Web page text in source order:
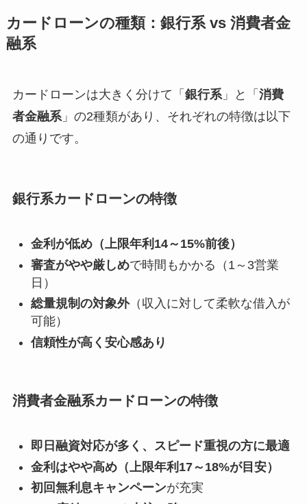
カードローンの種類：銀行系 vs 消費者金
融系
カードローンは大きく分けて「 銀行系」と「 消費
者金融系」の2種類があり、それぞれの特徴は以下
の通りです。
銀行系カードローンの特徴
金利が低め（上限年利14～15%前後）
審査がやや厳しめで時間もかかる（1～3営業
日）
総量規制の対象外（収入に対して柔軟な借入が
可能）
信頼性が高く安心感あり
消費者金融系カードローンの特徴
即日融資対応が多く、スピード重視の方に最適
金利はやや高め（上限年利17～18%が目安）
初回無利息キャンペーンが充実